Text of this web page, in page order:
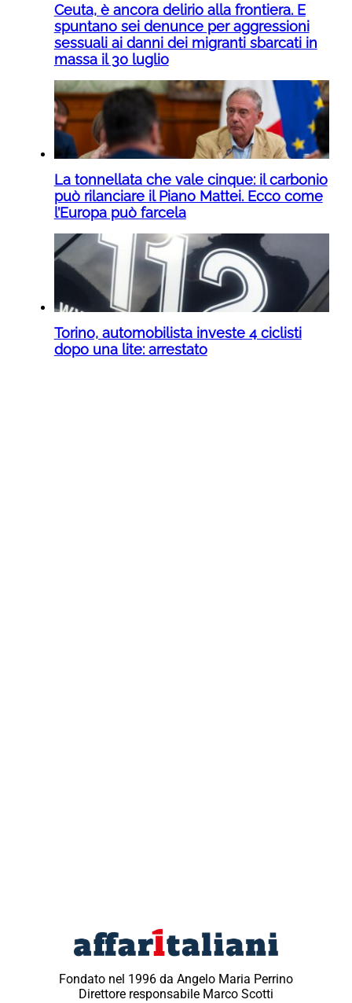
Ceuta, è ancora delirio alla frontiera. E
spuntano sei denunce per aggressioni
sessuali ai danni dei migranti sbarcati in
massa il 30 luglio
La tonnellata che vale cinque: il carbonio
può rilanciare il Piano Mattei. Ecco come
l’Europa può farcela
Torino, automobilista investe 4 ciclisti
dopo una lite: arrestato
Fondato nel 1996 da Angelo Maria Perrino
Direttore responsabile Marco Scotti